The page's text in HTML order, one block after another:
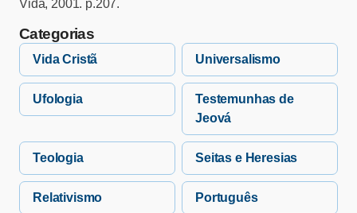
Vida, 2001. p.207.
Categorias
Vida Cristã Universalismo
Ufologia
Testemunhas de
Jeová
Teologia Seitas e Heresias
Relativismo Português